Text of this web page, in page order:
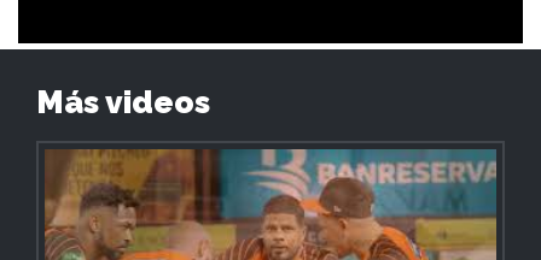
Más videos